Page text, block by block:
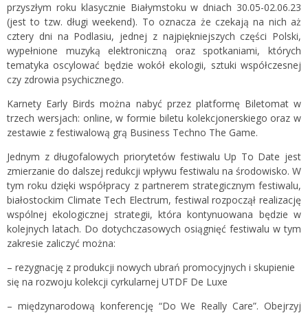
przyszłym roku klasycznie Białymstoku w dniach 30.05-02.06.23
(jest to tzw. długi weekend). To oznacza że czekają na nich aż
cztery dni na Podlasiu, jednej z najpiękniejszych części Polski,
wypełnione muzyką elektroniczną oraz spotkaniami, których
tematyka oscylować będzie wokół ekologii, sztuki współczesnej
czy zdrowia psychicznego.
Karnety Early Birds można nabyć przez platformę Biletomat w
trzech wersjach: online, w formie biletu kolekcjonerskiego oraz w
zestawie z festiwalową grą Business Techno The Game.
Jednym z długofalowych priorytetów festiwalu Up To Date jest
zmierzanie do dalszej redukcji wpływu festiwalu na środowisko. W
tym roku dzięki współpracy z partnerem strategicznym festiwalu,
białostockim Climate Tech Electrum, festiwal rozpoczął realizację
wspólnej ekologicznej strategii, która kontynuowana będzie w
kolejnych latach. Do dotychczasowych osiągnięć festiwalu w tym
zakresie zaliczyć można:
– rezygnację z produkcji nowych ubrań promocyjnych i skupienie
się na rozwoju kolekcji cyrkularnej UTDF De Luxe
– międzynarodową konferencję “Do We Really Care”. Obejrzyj